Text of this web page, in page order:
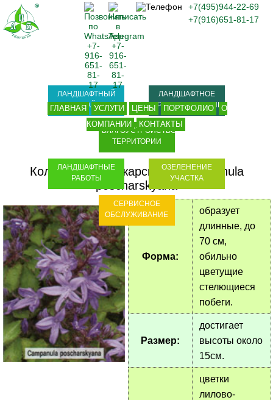
Колокольчик Пожарского - Campanula
poscharskyana
Форма:
образует
длинные, до
70 см,
обильно
цветущие
стелющиеся
побеги.
Размер:
достигает
высоты около
15см.
цветки
лилово-
+7(495)944-22-69
+7(916)651-81-17
ГЛАВНАЯ УСЛУГИ ЦЕНЫ ПОРТФОЛИО
О
КОМПАНИИ
КОНТАКТЫ
ЛАНДШАФТНЫЙ
ДИЗАЙН
ЛАНДШАФТНОЕ
ПРОЕКТИРОВАНИЕ
БЛАГОУСТРОЙСТВО
ТЕРРИТОРИИ
ЛАНДШАФТНЫЕ
РАБОТЫ
ОЗЕЛЕНЕНИЕ
УЧАСТКА
СЕРВИСНОЕ
ОБСЛУЖИВАНИЕ